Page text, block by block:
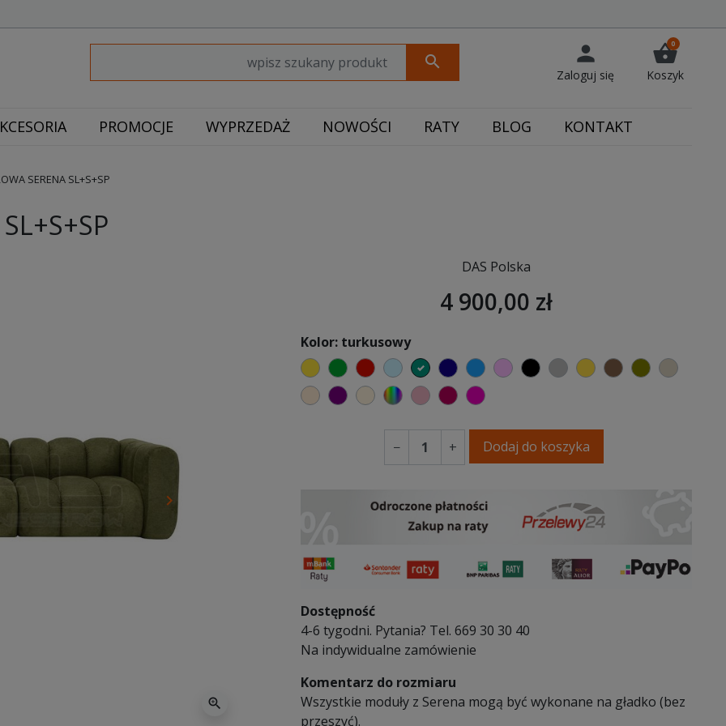
search person
Zaloguj się
shopping_basket
0
Koszyk
PROMOCJE WYPRZEDAŻ NOWOŚCI RATY BLOG KONTAKT
SERENA SL+S+SP
Następny
keyboard_arrow_right
zoom_in
DAS Polska
4 900,00 zł
Kolor: turkusowy
żółtyzielonyczerwony
błękitnyturkusowy
granatowy
niebieski
różowyczarnyszarymusztardowy
brązowyoliwkowybeżowy
ciepły kremowy
fioletowa purpura
ecru beżowy
wybór koloru
brudny róż
burgund
fuksja
− + Dodaj do koszyka
Dostępność
4-6 tygodni. Pytania? Tel. 669 30 30 40
Na indywidualne zamówienie
Komentarz do rozmiaru
Wszystkie moduły z Serena mogą być wykonane na gładko (bez
przeszyć).